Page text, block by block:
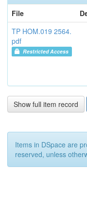
File
TP HOM.019 2564.
pdf
Restricted Access
Show full item record
Items in DSpace are
reserved, unless